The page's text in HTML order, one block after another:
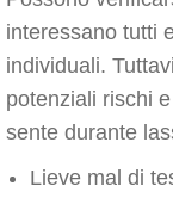
interessano tutti
individuali.
potenziali rischi
sente durante
Lieve mal di